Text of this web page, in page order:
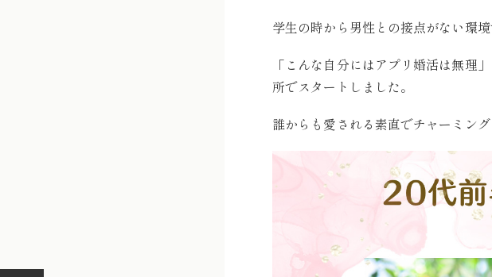
学生の時から男性との接点がない環境
「こんな自分にはアプリ婚活は無理
所でスタートしました。
誰からも愛される素直でチャーミング